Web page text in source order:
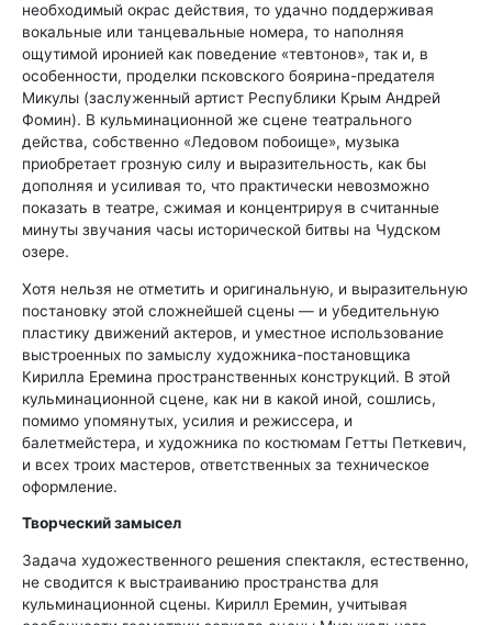
необходимый окрас действия, то удачно поддерживая
вокальные или танцевальные номера, то наполняя
ощутимой иронией как поведение «тевтонов», так и, в
особенности, проделки псковского боярина-предателя
Микулы (заслуженный артист Республики Крым Андрей
Фомин). В кульминационной же сцене театрального
действа, собственно «Ледовом побоище», музыка
приобретает грозную силу и выразительность, как бы
дополняя и усиливая то, что практически невозможно
показать в театре, сжимая и концентрируя в считанные
минуты звучания часы исторической битвы на Чудском
озере.
Хотя нельзя не отметить и оригинальную, и выразительную
постановку этой сложнейшей сцены — и убедительную
пластику движений актеров, и уместное использование
выстроенных по замыслу художника-постановщика
Кирилла Еремина пространственных конструкций. В этой
кульминационной сцене, как ни в какой иной, сошлись,
помимо упомянутых, усилия и режиссера, и
балетмейстера, и художника по костюмам Гетты Петкевич,
и всех троих мастеров, ответственных за техническое
оформление.
Творческий замысел
Задача художественного решения спектакля, естественно,
не сводится к выстраиванию пространства для
кульминационной сцены. Кирилл Еремин, учитывая